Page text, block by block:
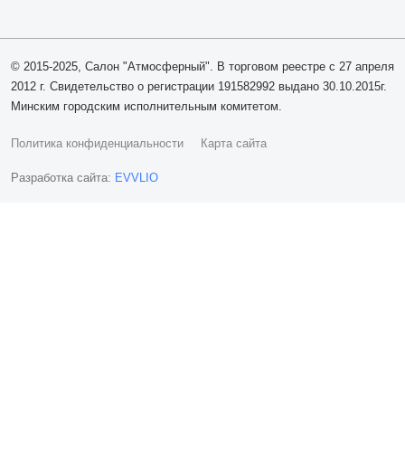
© 2015-2025, Салон "Атмосферный". В торговом реестре с 27 апреля
2012 г. Свидетельство о регистрации 191582992 выдано 30.10.2015г.
Минским городским исполнительным комитетом.
Политика конфиденциальности Карта сайта
Разработка сайта: EVVLIO